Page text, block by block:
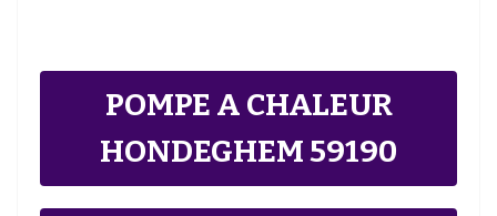
POMPE A CHALEUR
HONDEGHEM 59190